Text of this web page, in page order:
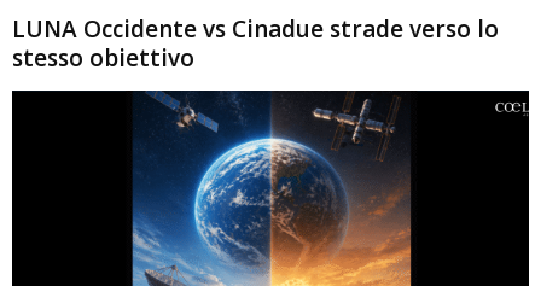
LUNA Occidente vs Cinadue strade verso lo
stesso obiettivo